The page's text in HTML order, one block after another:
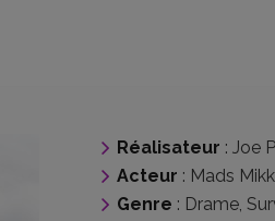
Réalisateur : Joe
Acteur : Mads
Genre : Drame,